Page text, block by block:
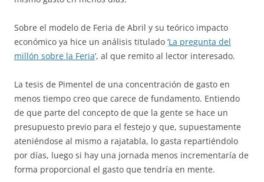
Sobre el modelo de Feria de Abril y su teórico impacto
económico ya hice un análisis titulado ‘La pregunta del
millón sobre la Feria‘, al que remito al lector interesado.
La tesis de Pimentel de una concentración de gasto en
menos tiempo creo que carece de fundamento. Entiendo
de que parte del concepto de que la gente se hace un
presupuesto previo para el festejo y que, supuestamente
ateniéndose al mismo a rajatabla, lo gasta repartiéndolo
por días, luego si hay una jornada menos incrementaría de
forma proporcional el gasto que tendría en mente.